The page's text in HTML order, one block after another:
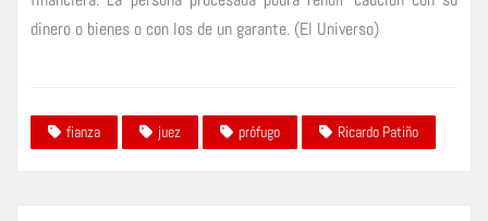
dinero o bienes o con los de un garante. (El Universo)
fianza juez prófugo Ricardo Patiño